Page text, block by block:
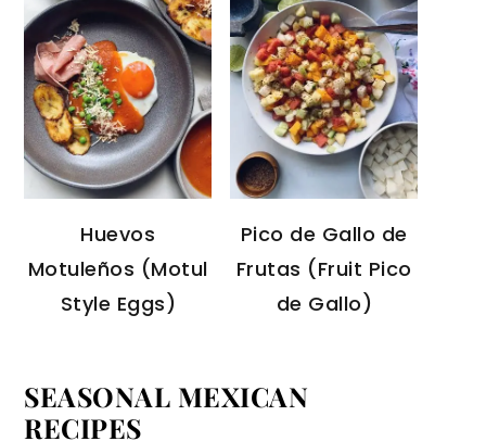
Huevos
Motuleños (Motul
Style Eggs)
Pico de Gallo de
Frutas (Fruit Pico
de Gallo)
SEASONAL MEXICAN
RECIPES